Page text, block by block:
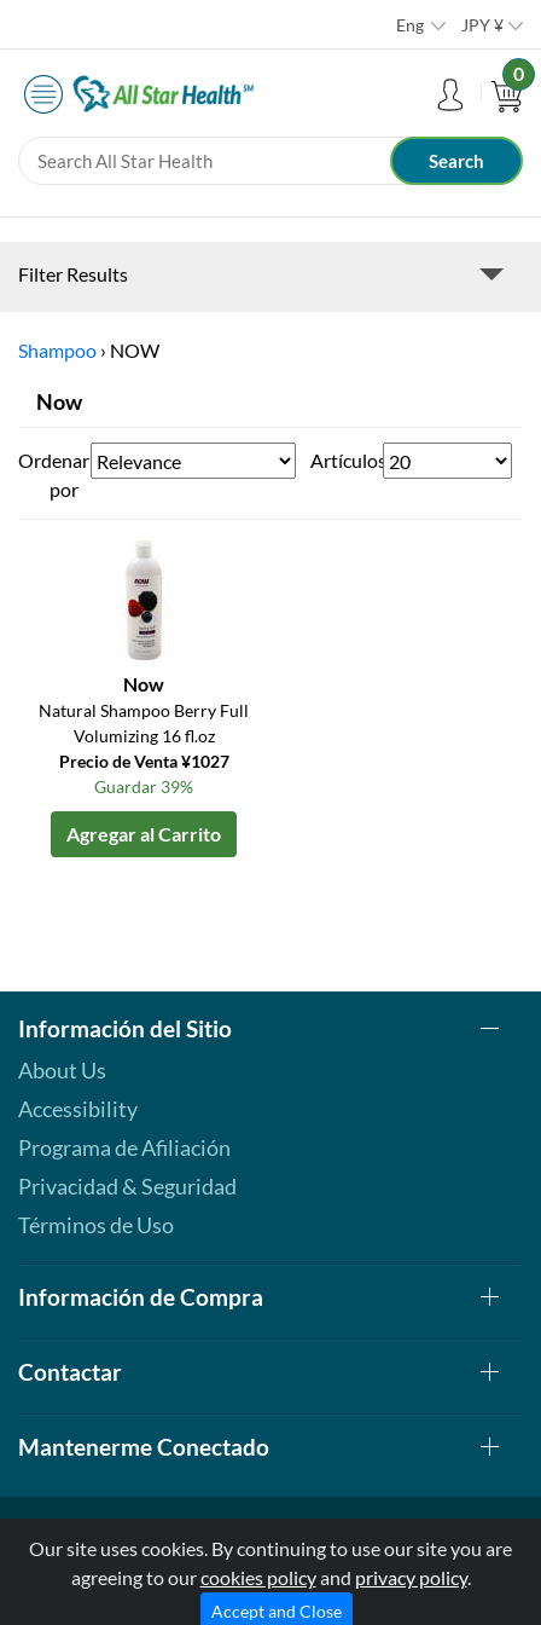
Eng JPY¥
0
Filter Results
Shampoo › NOW
Now
Ordenar
por
Artículos
Now
Natural Shampoo Berry Full
Volumizing 16 fl.oz
Precio de Venta ¥1027
Guardar 39%
Agregar al Carrito
Información del Sitio
About Us
Accessibility
Programa de Afiliación
Privacidad & Seguridad
Términos de Uso
Información de Compra
Contactar
Mantenerme Conectado
© 1999-2026, AllStarHealth.com | All Rights Reserved
* Estas declaraciones no han sido evaluadas por la FDA
Our site uses cookies. By continuing to use our site you are
agreeing to ourcookies policyand privacy policy.
Accept and Close